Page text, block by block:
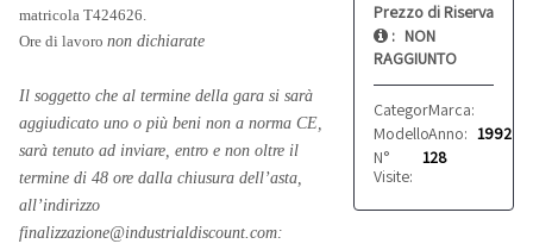
Prezzo di Riserva
: NON
RAGGIUNTO
Categoria: Dumper
Marca:
Modello: 131
Anno: 1992
N°
Visite:
128
matricola T424626.
Ore di lavoro non dichiarate
Il soggetto che al termine della gara si sarà
aggiudicato uno o più beni non a norma CE,
sarà tenuto ad inviare, entro e non oltre il
termine di 48 ore dalla chiusura dell’asta,
all’indirizzo
finalizzazione@industrialdiscount.com: